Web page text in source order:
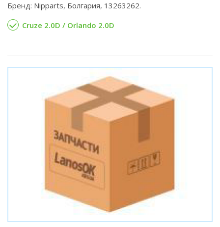
Бренд: Nipparts, Болгария, 13263262.
Cruze 2.0D / Orlando 2.0D